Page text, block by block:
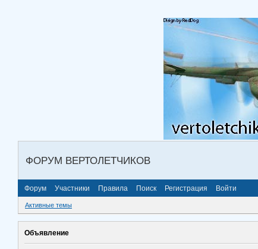
ФОРУМ ВЕРТОЛЕТЧИКОВ
Форум Участники Правила Поиск Регистрация Войти
Активные темы
Объявление